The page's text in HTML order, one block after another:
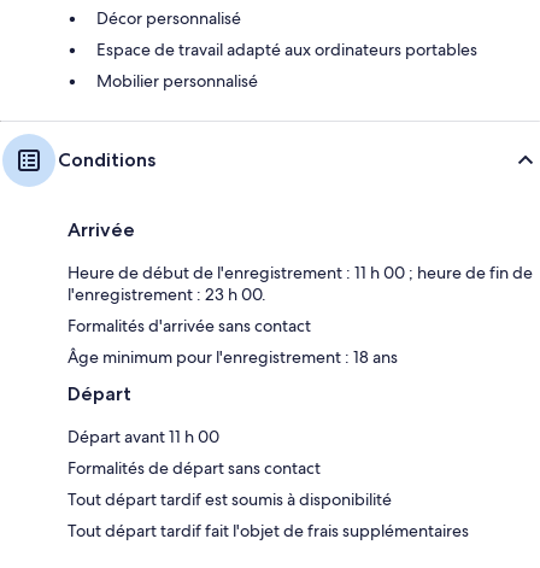
Décor personnalisé
Espace de travail adapté aux ordinateurs portables
Mobilier personnalisé
Conditions
Arrivée
Heure de début de l'enregistrement : 11 h 00 ; heure de fin de
l'enregistrement : 23 h 00.
Formalités d'arrivée sans contact
Âge minimum pour l'enregistrement : 18 ans
Départ
Départ avant 11 h 00
Formalités de départ sans contact
Tout départ tardif est soumis à disponibilité
Tout départ tardif fait l'objet de frais supplémentaires